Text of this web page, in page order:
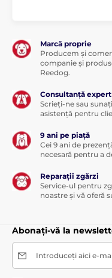
Marcă proprie
Producem și
companie și
Reedog.
Consultanță expert
Scrieți-ne sau
asistență pentru
9 ani pe piață
Cei 9 ani de
necesară pentru a
Reparații zgărzi
Service-ul pentru
noastre și vă oferă
Abonați-vă la
Introduceți aici e-